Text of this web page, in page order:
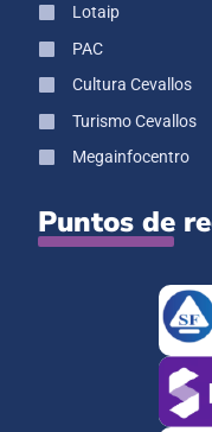
Lotaip
PAC
Cultura Cevallos
Turismo Cevallos
Megainfocentro
Puntos de